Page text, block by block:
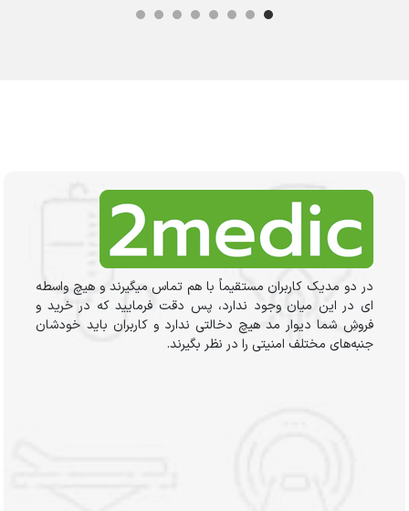
در دو مدیک کاربران مستقیماً با هم تماس میگیرند و هیچ واسطه
ای در این میان وجود ندارد، پس دقت فرمایید که در خرید و
فروشِ شما دیوار مد هیچ دخالتی ندارد و کاربران باید خودشان
جنبه‌های مختلف امنیتی را در نظر بگیرند.